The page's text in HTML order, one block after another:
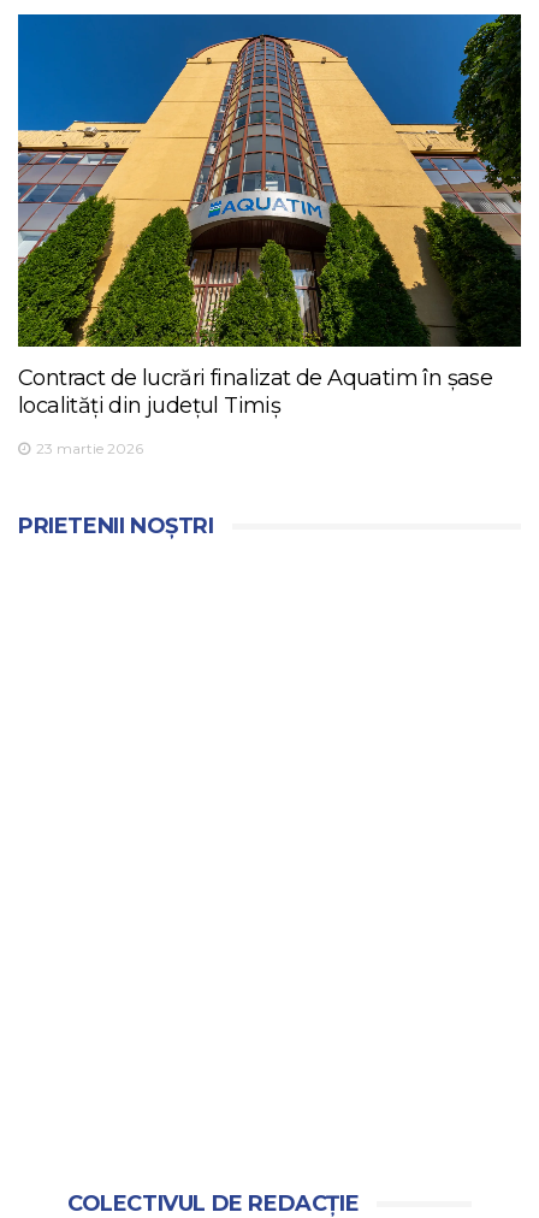
Contract de lucrări finalizat de Aquatim în șase
localități din județul Timiș
23 martie 2026
PRIETENII NOȘTRI
COLECTIVUL DE REDACȚIE